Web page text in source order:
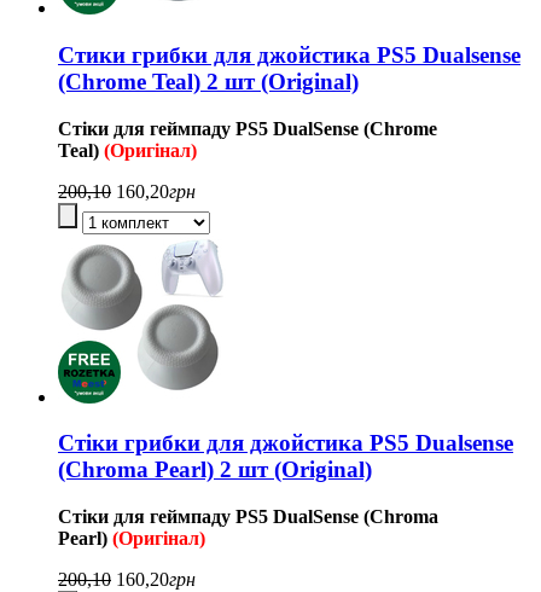
Стики грибки для джойстика PS5 Dualsense
(Chrome Teal) 2 шт (Original)
Стіки для геймпаду PS5 DualSense (Chrome
Teal) (Оригінал)
200,10 160,20грн
Стіки грибки для джойстика PS5 Dualsense
(Chroma Pearl) 2 шт (Original)
Стіки для геймпаду PS5 DualSense (Chroma
Pearl) (Оригінал)
200,10 160,20грн